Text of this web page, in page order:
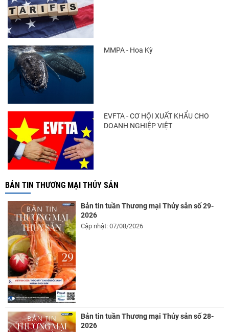
MMPA - Hoa Kỳ
EVFTA - CƠ HỘI XUẤT KHẨU CHO
DOANH NGHIỆP VIỆT
BẢN TIN THƯƠNG MẠI THỦY SẢN
Bản tin tuần Thương mại Thủy sản số 29-
2026
Cập nhật: 07/08/2026
Bản tin tuần Thương mại Thủy sản số 28-
2026